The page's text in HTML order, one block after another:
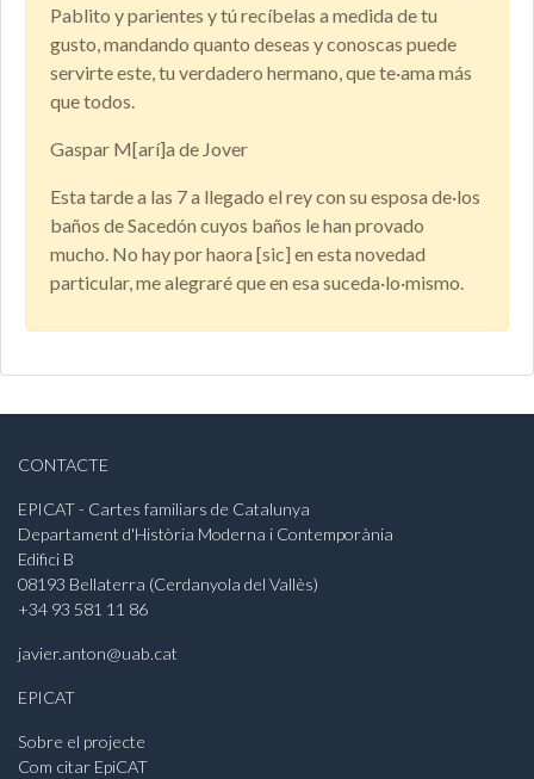
Pablito y parientes y tú recíbelas a medida de tu
gusto, mandando quanto deseas y conoscas puede
servirte este, tu verdadero hermano, que te·ama más
que todos.
Gaspar M[arí]a de Jover
Esta tarde a las 7 a llegado el rey con su esposa de·los
baños de Sacedón cuyos baños le han provado
mucho. No hay por haora [sic] en esta novedad
particular, me alegraré que en esa suceda·lo·mismo.
CONTACTE
EPICAT - Cartes familiars de Catalunya
Departament d'Història Moderna i Contemporània
Edifici B
08193 Bellaterra (Cerdanyola del Vallès)
+34 93 581 11 86
javier.anton@uab.cat
EPICAT
Sobre el projecte
Com citar EpiCAT